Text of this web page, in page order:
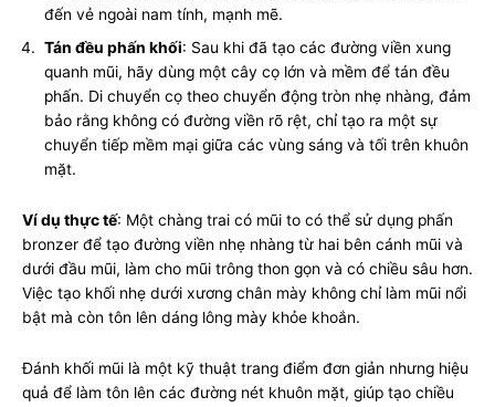
đến vẻ ngoài nam tính, mạnh mẽ.
Tán đều phấn khối: Sau khi đã tạo các đường viền xung
quanh mũi, hãy dùng một cây cọ lớn và mềm để tán đều
phấn. Di chuyển cọ theo chuyển động tròn nhẹ nhàng, đảm
bảo rằng không có đường viền rõ rệt, chỉ tạo ra một sự
chuyển tiếp mềm mại giữa các vùng sáng và tối trên khuôn
mặt.
Ví dụ thực tế: Một chàng trai có mũi to có thể sử dụng phấn
bronzer để tạo đường viền nhẹ nhàng từ hai bên cánh mũi và
dưới đầu mũi, làm cho mũi trông thon gọn và có chiều sâu hơn.
Việc tạo khối nhẹ dưới xương chân mày không chỉ làm mũi nổi
bật mà còn tôn lên dáng lông mày khỏe khoắn.
Đánh khối mũi là một kỹ thuật trang điểm đơn giản nhưng hiệu
quả để làm tôn lên các đường nét khuôn mặt, giúp tạo chiều